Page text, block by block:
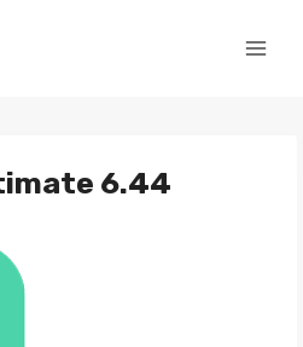
6.44